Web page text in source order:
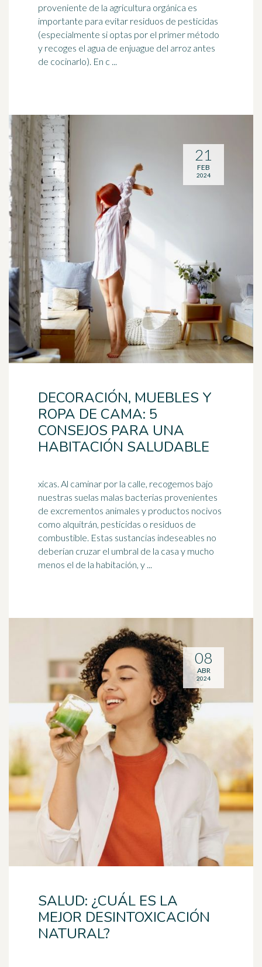
proveniente de la agricultura orgánica es
importante para evitar residuos de pesticidas
(especialmente si optas por el primer método
y recoges el agua de enjuague del arroz antes
de cocinarlo). En c ...
DECORACIÓN, MUEBLES Y
ROPA DE CAMA: 5
CONSEJOS PARA UNA
HABITACIÓN SALUDABLE
xicas. Al caminar por la calle, recogemos bajo
nuestras suelas malas bacterias provenientes
de excrementos animales y productos nocivos
como alquitrán, pesticidas o residuos de
combustible. Estas sustancias indeseables no
deberían cruzar el umbral de la casa y mucho
menos el de la habitación, y ...
21
FEB
2024
SALUD: ¿CUÁL ES LA
MEJOR DESINTOXICACIÓN
NATURAL?
08
ABR
2024